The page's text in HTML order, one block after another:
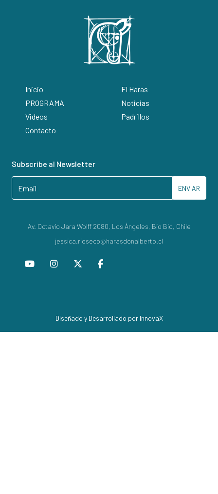
Inicio
El Haras
PROGRAMA
Noticias
Videos
Padrillos
Contacto
Subscribe al Newsletter
ENVIAR
Av. Octavio Jara Wolff 2080, Los Ángeles, Bío Bío, Chile
jessica.rioseco@harasdonalberto.cl
Diseñado y Desarrollado por InnovaX